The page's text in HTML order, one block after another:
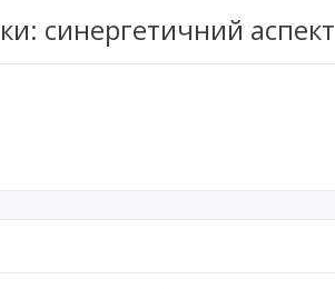
синергетичний аспект